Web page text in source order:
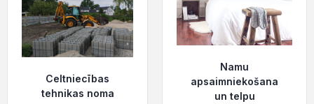
Celtniecības
tehnikas noma
Namu
apsaimniekošana
un telpu